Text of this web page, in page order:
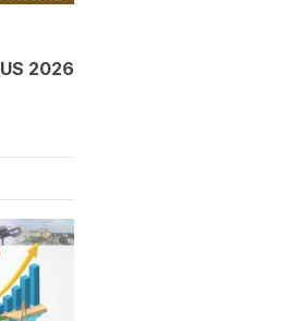
2026